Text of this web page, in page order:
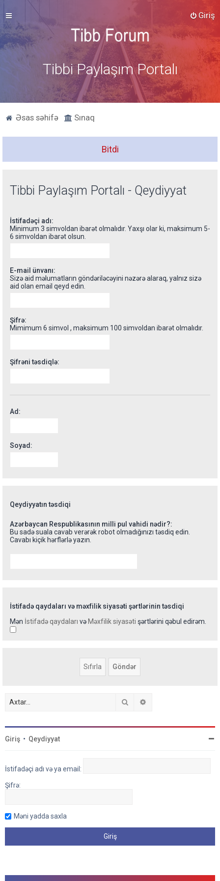
Giriş
Tibbi Paylaşım Portalı
Əsas səhifə Sınaq
Bitdi
Tibbi Paylaşım Portalı - Qeydiyyat
İstifadəçi adı:
Minimum 3 simvoldan ibarət olmalıdır. Yaxşı olar ki, maksimum 5-
6 simvoldan ibarət olsun.
E-mail ünvanı:
Sizə aid məlumatların göndəriləcəyini nəzərə alaraq, yalnız sizə
aid olan email qeyd edin.
Şifrə:
Mimimum 6 simvol , maksimum 100 simvoldan ibarət olmalıdır.
Şifrəni təsdiqlə:
Ad:
Soyad:
Qeydiyyatın təsdiqi
Azərbaycan Respublikasının milli pul vahidi nədir?:
Bu sadə suala cavab verərək robot olmadığınızı təsdiq edin.
Cavabı kiçik hərflərlə yazın.
İstifadə qaydaları və məxfilik siyasəti şərtlərinin təsdiqi
Mən İstifadə qaydaları vəMəxfilik siyasəti şərtlərini qəbul edirəm.
Axtar
Giriş • Qeydiyyat
İstifadəçi adı və ya email:
Şifrə:
Məni yadda saxla